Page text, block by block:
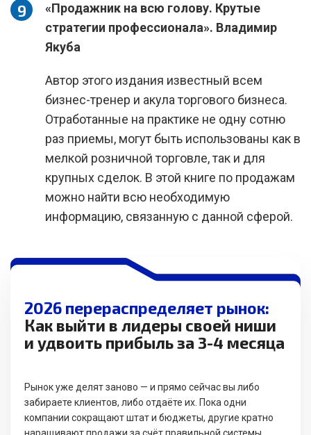
«Продажник на всю голову. Крутые
стратегии профессионала». Владимир
Якуба
Автор этого издания известный всем
бизнес-тренер и акула торгового бизнеса.
Отработанные на практике не одну сотню
раз приемы, могут быть использованы как в
мелкой розничной торговле, так и для
крупных сделок. В этой книге по продажам
можно найти всю необходимую
информацию, связанную с данной сферой.
2026 перераспределяет рынок:
Как выйти в лидеры своей ниши
и удвоить прибыль за 3-4 месяца
Рынок уже делят заново — и прямо сейчас вы либо
забираете клиентов, либо отдаёте их. Пока одни
компании сокращают штат и бюджеты, другие кратно